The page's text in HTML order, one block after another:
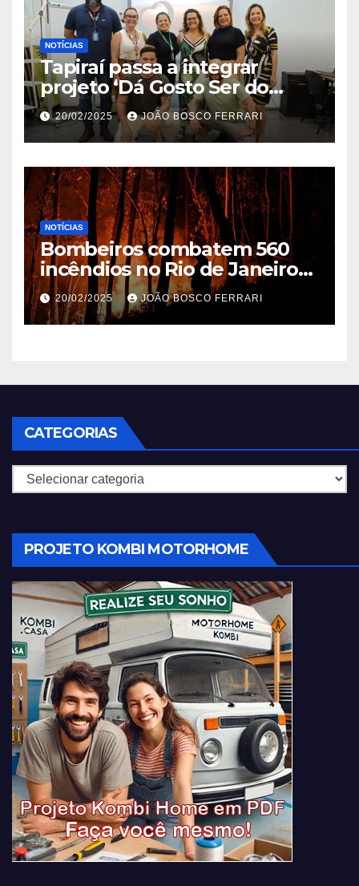
NOTÍCIAS
Tapiraí passa a integrar
projeto ‘Dá Gosto Ser do
Ribeira’ | ASN São Paulo
20/02/2025 JOÃO BOSCO FERRARI
NOTÍCIAS
Bombeiros combatem 560
incêndios no Rio de Janeiro
em 2025
20/02/2025 JOÃO BOSCO FERRARI
CATEGORIAS
Categorias
PROJETO KOMBI MOTORHOME